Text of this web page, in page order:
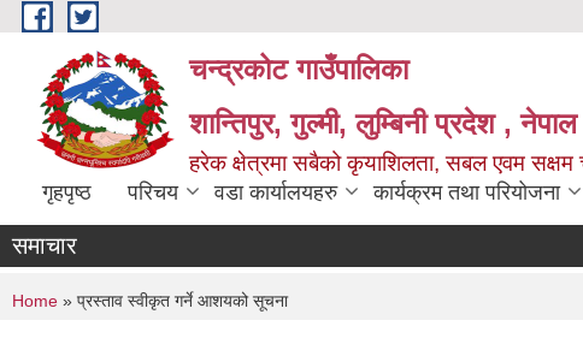
Skip to main content
चन्द्रकोट गाउँपालिका
शान्तिपुर, गुल्मी, लुम्बिनी प्रदेश , नेपाल
हरेक क्षेत्रमा सबैको कृयाशिलता, सबल एवम सक्षम
गृहपृष्ठ परिचय वडा कार्यालयहरु कार्यक्रम तथा परियोजना
समाचार
You are here
Home » प्रस्ताव स्वीकृत गर्ने आशयको सूचना